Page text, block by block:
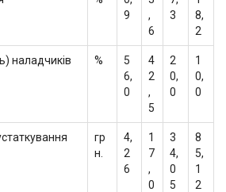
9
,
6
3
8,
2
наладчиків %
5
6,
0
4
2
,
5
2
0,
0
1
0,
0
гр
н.
4,
2
6
1
7
,
0
3
4,
0
5
8
5,
1
2